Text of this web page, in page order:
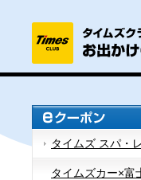
タイムズ スパ・
タイムズカー×富